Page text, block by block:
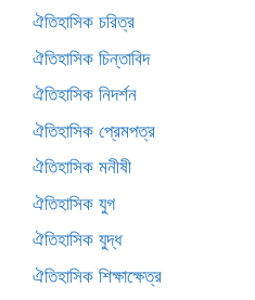
ঐতিহাসিক চরিত্র
ঐতিহাসিক চিন্তাবিদ
ঐতিহাসিক নিদর্শন
ঐতিহাসিক প্রেমপত্র
ঐতিহাসিক মনীষী
ঐতিহাসিক যুগ
ঐতিহাসিক যুদ্ধ
ঐতিহাসিক শিক্ষাক্ষেত্র